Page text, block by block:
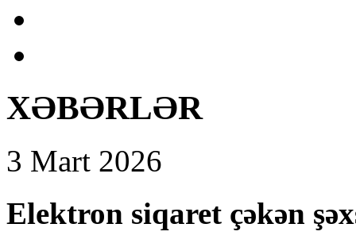
XƏBƏRLƏR
3 Mart 2026
Elektron siqaret çəkən